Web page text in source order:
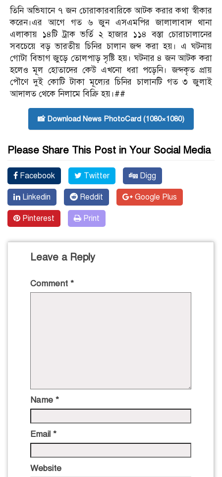
তিনি অভিযানে ৭ জন চোরাকারবারিকে আটক করার কথা স্বীকার
করেন।এর আগে গত ৬ জুন এসএমপির জালালাবাদ থানা
এলাকায় ১৪টি ট্রাক ভর্তি ২ হাজার ১১৪ বস্তা চোরাচালানের
সবচেয়ে বড় ভারতীয় চিনির চালান জব্দ করা হয়। এ ঘটনায়
গোটা বিভাগ জুড়ে তোলপাড় সৃষ্টি হয়। ঘটনার ৪ জন আটক করা
হলেও মূল হোতাদের কেউ এখনো ধরা পড়েনি। জব্দকৃত প্রায়
পৌণে দুই কোটি টাকা মূল্যের চিনির চালানটি গত ৩ জুলাই
আদালত থেকে নিলামে বিক্রি হয়।##
📸 Download News PhotoCard (1080×1080)
Please Share This Post in Your Social Media
Facebook Twitter Digg
Linkedin Reddit Google Plus
Pinterest Print
Leave a Reply
Comment *
Name *
Email *
Website